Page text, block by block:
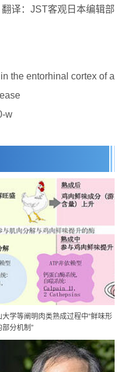
翻译：JST客观日本编辑部
the entorhinal cortex of a
w
大学等阐明肉类熟成过程中“鲜味形
部分机制”